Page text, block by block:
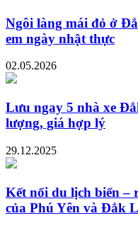
Ngôi làng mái đỏ ở
em ngày nhật thực
02.05.2026
Lưu ngay 5 nhà xe
lượng, giá hợp lý
29.12.2025
Kết nối du lịch biển –
của Phú Yên và Đắk